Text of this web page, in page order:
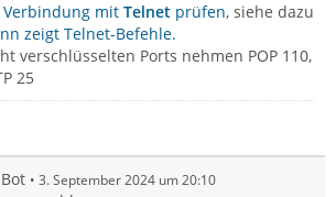
Verbindung mit Telnet prüfen, siehe dazu
zeigt Telnet-Befehle.
verschlüsselten Ports nehmen POP 110,
25
3. September 2024 um 20:10